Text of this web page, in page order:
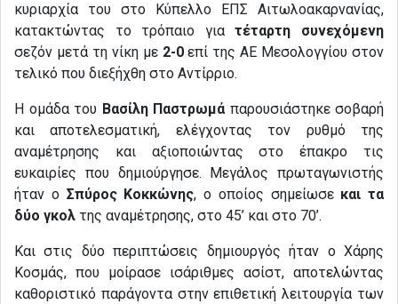
κυριαρχία του στο Κύπελλο ΕΠΣ Αιτωλοακαρνανίας,
κατακτώντας το τρόπαιο γιατέταρτη συνεχόμενη
σεζόν μετά τη νίκη με 2-0επί της ΑΕ Μεσολογγίου στον
τελικό που διεξήχθη στο Αντίρριο.
Η ομάδα του Βασίλη Παστρωμάπαρουσιάστηκε σοβαρή
και αποτελεσματική, ελέγχοντας τον ρυθμό της
αναμέτρησης και αξιοποιώντας στο έπακρο τις
ευκαιρίες που δημιούργησε. Μεγάλος πρωταγωνιστής
ήταν ο Σπύρος Κοκκώνης, ο οποίος σημείωσεκαι τα
δύο γκολ της αναμέτρησης, στο 45’ και στο 70’.
Και στις δύο περιπτώσεις δημιουργός ήταν ο Χάρης
Κοσμάς, που μοίρασε ισάριθμες ασίστ, αποτελώντας
καθοριστικό παράγοντα στην επιθετική λειτουργία των